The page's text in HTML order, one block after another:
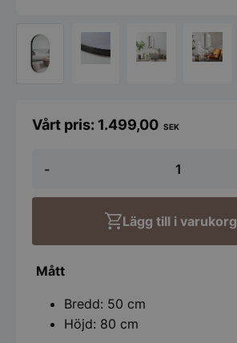
-
INCADO
50x80cm
1.499,00 SEK
Lägg till i varukorg
Mått
Bredd: 50 cm
Höjd: 80 cm